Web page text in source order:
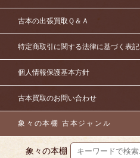
古本の出張買取Ｑ＆Ａ
特定商取引に関する法律に基づく表記
個人情報保護基本方針
古本買取のお問い合わせ
象々の本棚 古本ジャンル
象々の本棚